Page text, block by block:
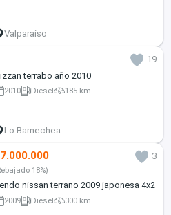
Valparaíso
19
terrabo año 2010
2010 Diesel 185 km
Lo Barnechea
3
18%)
nissan terrano 2009 japonesa 4x2
2009 Diesel 300 km